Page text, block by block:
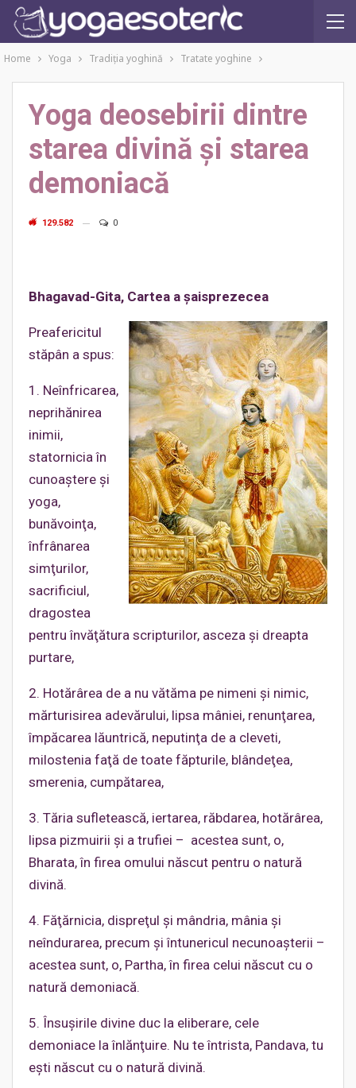
Home Yoga Tradiţia yoghină Tratate yoghine
Yoga deosebirii dintre
starea divină şi starea
demoniacă
129.582 0
Bhagavad-Gita, Cartea a şaisprezecea
Preafericitul
stăpân a spus:
1. Neînfricarea,
neprihănirea
inimii,
statornicia în
cunoaştere şi
yoga,
bunăvoinţa,
înfrânarea
simţurilor,
sacrificiul,
dragostea
pentru învăţătura scripturilor, asceza şi dreapta
purtare,
2. Hotărârea de a nu vătăma pe nimeni şi nimic,
mărturisirea adevărului, lipsa mâniei, renunţarea,
împăcarea lăuntrică, neputinţa de a cleveti,
milostenia faţă de toate făpturile, blândeţea,
smerenia, cumpătarea,
3. Tăria sufletească, iertarea, răbdarea, hotărârea,
lipsa pizmuirii şi a trufiei – acestea sunt, o,
Bharata, în firea omului născut pentru o natură
divină.
4. Făţărnicia, dispreţul şi mândria, mânia şi
neîndurarea, precum şi întunericul necunoaşterii –
acestea sunt, o, Partha, în firea celui născut cu o
natură demoniacă.
5. Însuşirile divine duc la eliberare, cele
demoniace la înlănţuire. Nu te întrista, Pandava, tu
eşti născut cu o natură divină.